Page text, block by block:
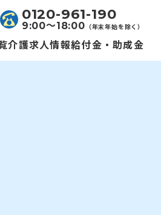
0120-961-190
9:00〜18:00 （年末年始を除く）
介護求人情報給付金・助成金